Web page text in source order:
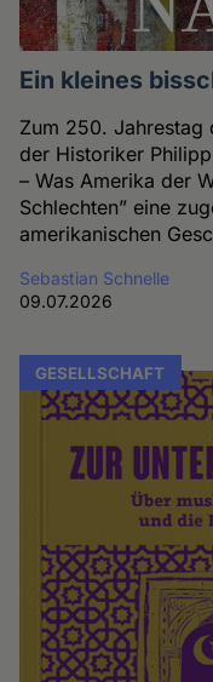
Ein kleines
Zum 250. Jahrestag
der Historiker
– Was Amerika der
Schlechten” eine
amerikanischen
Sebastian Schnelle
09.07.2026
GESELLSCHAFT